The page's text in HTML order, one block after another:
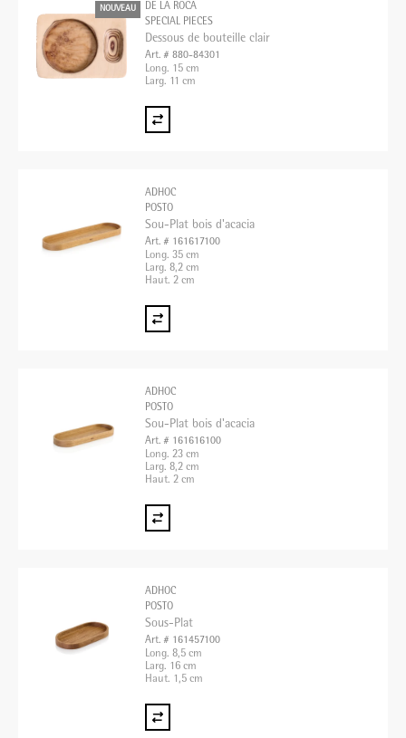
NOUVEAU
DE LA ROCA
SPECIAL PIECES
Dessous de bouteille clair
Art. # 880-84301
Long. 15 cm
Larg. 11 cm
ADHOC
POSTO
Sou-Plat bois d'acacia
Art. # 161617100
Long. 35 cm
Larg. 8,2 cm
Haut. 2 cm
ADHOC
POSTO
Sou-Plat bois d'acacia
Art. # 161616100
Long. 23 cm
Larg. 8,2 cm
Haut. 2 cm
ADHOC
POSTO
Sous-Plat
Art. # 161457100
Long. 8,5 cm
Larg. 16 cm
Haut. 1,5 cm